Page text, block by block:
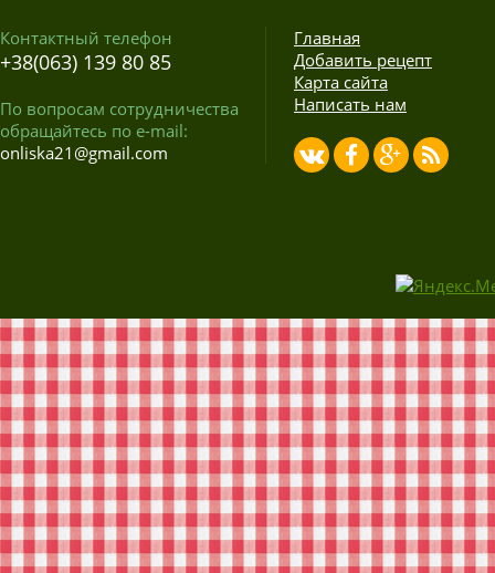
Контактный телефон
+38(063) 139 80 85
По вопросам сотрудничества
обращайтесь по e-mail:
onliska21@gmail.com
Главная
Добавить рецепт
Карта сайта
Написать нам